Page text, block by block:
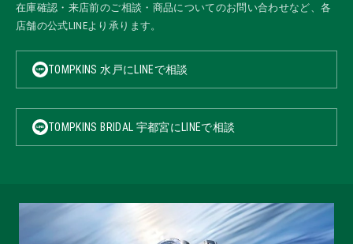
在庫確認・来店前のご相談・商品についてのお問い合わせなど、各
店舗の公式LINEより承ります。
TOMPKINS 水戸にLINEで相談
TOMPKINS BRIDAL 宇都宮にLINEで相談